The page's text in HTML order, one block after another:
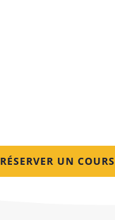
RÉSERVER UN COURS